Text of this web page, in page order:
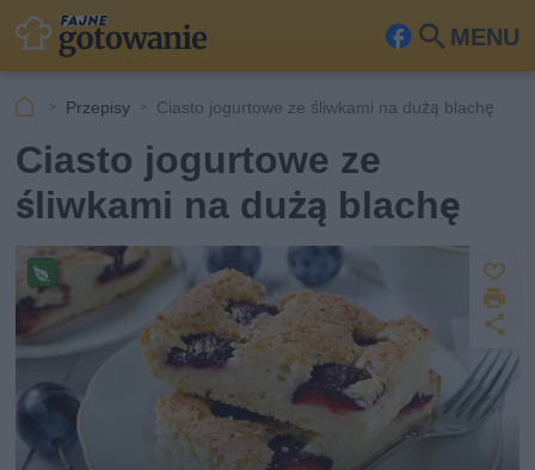
MENU
Fa
ook
Szu
kaj
Przepisy Ciasto jogurtowe ze śliwkami na dużą blachę
Ciasto jogurtowe ze
śliwkami na dużą blachę
s
k
o
Pr
e
s
w
g